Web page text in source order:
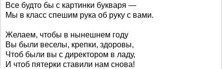
Все будто бы с картинки букваря —
Мы в класс спешим рука об руку с вами.
Желаем, чтобы в нынешнем году
Вы были веселы, крепки, здоровы,
Чтоб были вы с директором в ладу,
И чтоб пятерки ставили нам снова!